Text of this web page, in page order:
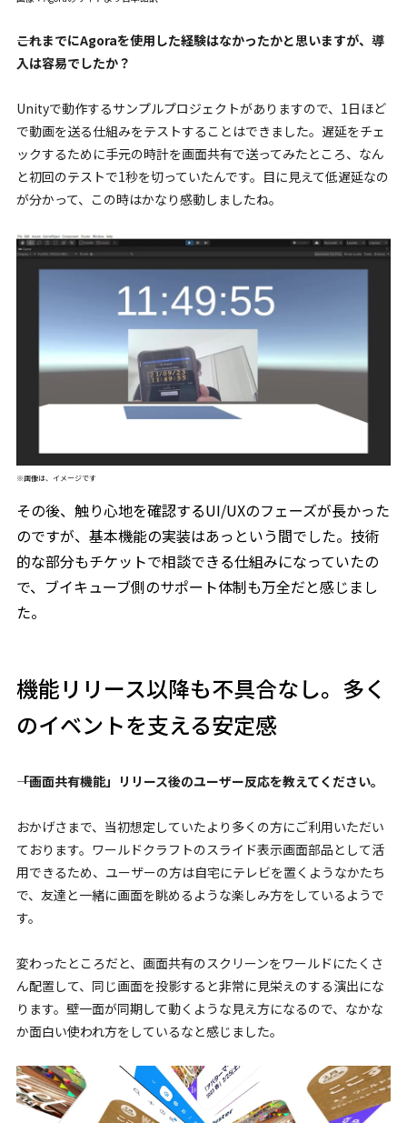
――これまでにAgoraを使用した経験はなかったかと思いますが、導
入は容易でしたか？
Unityで動作するサンプルプロジェクトがありますので、1日ほど
で動画を送る仕組みをテストすることはできました。遅延をチェ
ックするために手元の時計を画面共有で送ってみたところ、なん
と初回のテストで1秒を切っていたんです。目に見えて低遅延なの
が分かって、この時はかなり感動しましたね。
※画像は、イメージです
その後、触り心地を確認するUI/UXのフェーズが長かった
のですが、基本機能の実装はあっという間でした。技術
的な部分もチケットで相談できる仕組みになっていたの
で、ブイキューブ側のサポート体制も万全だと感じまし
た。
機能リリース以降も不具合なし。多く
のイベントを支える安定感
――「画面共有機能」リリース後のユーザー反応を教えてください。
おかげさまで、当初想定していたより多くの方にご利用いただい
ております。ワールドクラフトのスライド表示画面部品として活
用できるため、ユーザーの方は自宅にテレビを置くようなかたち
で、友達と一緒に画面を眺めるような楽しみ方をしているようで
す。
変わったところだと、画面共有のスクリーンをワールドにたくさ
ん配置して、同じ画面を投影すると非常に見栄えのする演出にな
ります。壁一面が同期して動くような見え方になるので、なかな
か面白い使われ方をしているなと感じました。